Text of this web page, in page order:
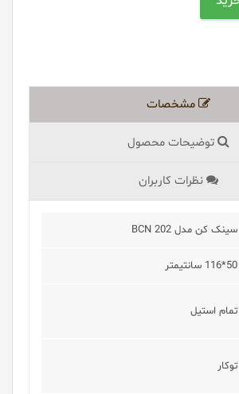
مشخصات
توضیحات محصول
نظرات کاربران
سینک کن مدل BCN 202
50*116 سانتیمتر
تمام استیل
توکار